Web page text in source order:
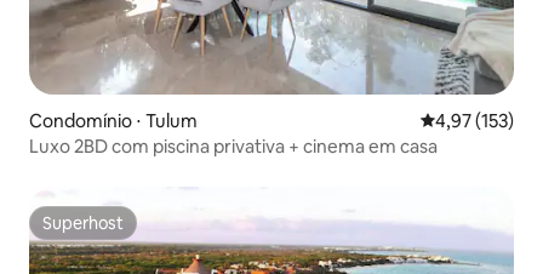
Condomínio ⋅ Tulum 4,97 de uma
4,97 (153)
Luxo 2BD com piscina privativa + cinema em casa
Superhost
Superhost